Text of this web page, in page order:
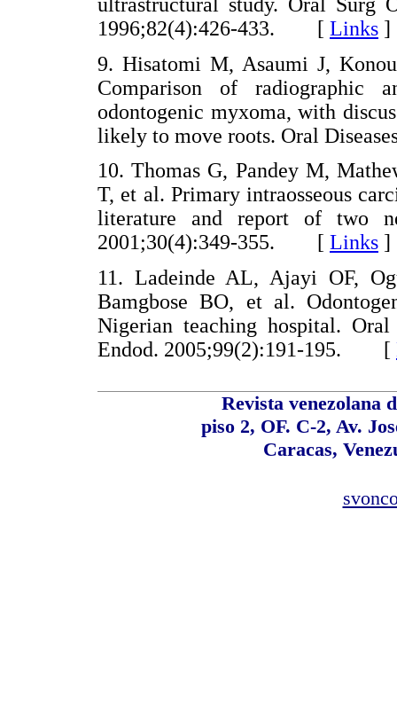
1996;82(4):426-433. [ Links ]
9. Hisatomi M, Asaumi J,
Comparison of
odontogenic myxoma, with
likely to move roots. Oral
10. Thomas G, Pandey M,
T, et al. Primary intraosseous
literature and report of two
2001;30(4):349-355. [ Links ]
11. Ladeinde AL, Ajayi OF,
Bamgbose BO, et al.
Nigerian teaching hospital.
Endod. 2005;99(2):191-195. [
Revista venezolana
piso 2, OF. C-2, Av.
Caracas,